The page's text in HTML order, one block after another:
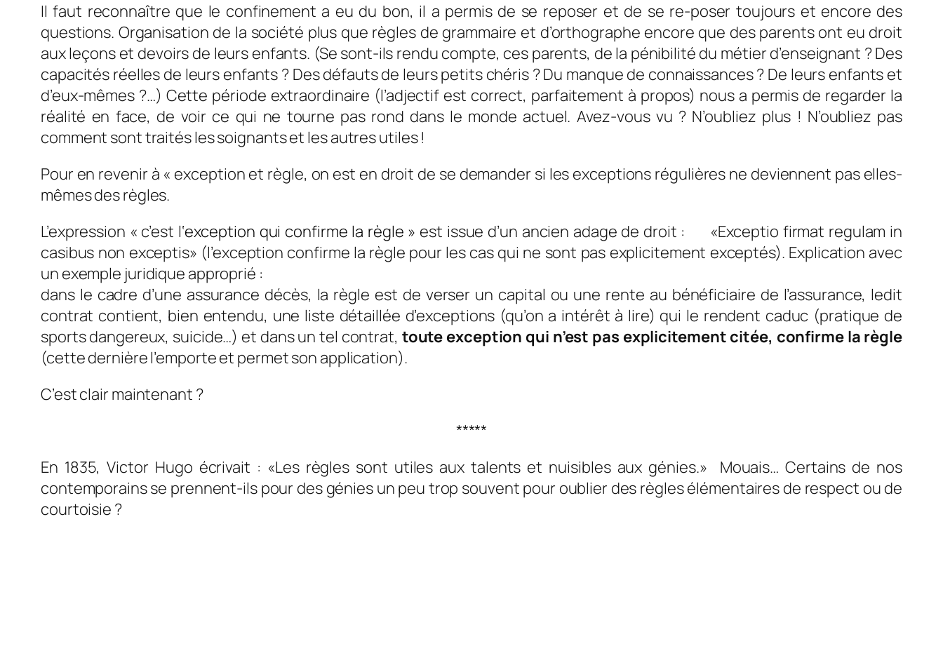
Il faut reconnaître que le confinement a eu du bon, il a permis de se reposer et de se re-poser toujours et encore des
questions. Organisation de la société plus que règles de grammaire et d’orthographe encore que des parents ont eu droit
aux leçons et devoirs de leurs enfants. (Se sont-ils rendu compte, ces parents, de la pénibilité du métier d’enseignant ? Des
capacités réelles de leurs enfants ? Des défauts de leurs petits chéris ? Du manque de connaissances ? De leurs enfants et
d’eux-mêmes ?…) Cette période extraordinaire (l’adjectif est correct, parfaitement à propos) nous a permis de regarder la
réalité en face, de voir ce qui ne tourne pas rond dans le monde actuel. Avez-vous vu ? N’oubliez plus ! N’oubliez pas
comment sont traités les soignants et les autres utiles !
Pour en revenir à « exception et règle, on est en droit de se demander si les exceptions régulières ne deviennent pas elles-
mêmes des règles.
L’expression « c’est l‘exception qui confirme la règle » est issue d’un ancien adage de droit : «Exceptio firmat regulam in
casibus non exceptis» (l’exception confirme la règle pour les cas qui ne sont pas explicitement exceptés). Explication avec
un exemple juridique approprié :
dans le cadre d’une assurance décès, la règle est de verser un capital ou une rente au bénéficiaire de l’assurance, ledit
contrat contient, bien entendu, une liste détaillée d’exceptions (qu’on a intérêt à lire) qui le rendent caduc (pratique de
sports dangereux, suicide…) et dans un tel contrat, toute exception qui n’est pas explicitement citée, confirme la règle
(cette dernière l’emporte et permet son application).
C’est clair maintenant ?
*****
En 1835, Victor Hugo écrivait : «Les règles sont utiles aux talents et nuisibles aux génies.» Mouais… Certains de nos
contemporains se prennent-ils pour des génies un peu trop souvent pour oublier des règles élémentaires de respect ou de
courtoisie ?